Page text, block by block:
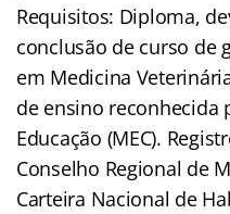
Requisitos: Diploma,
conclusão de curso de
em Medicina
de ensino reconhecida
Educação (MEC).
Conselho Regional de
Carteira Nacional de